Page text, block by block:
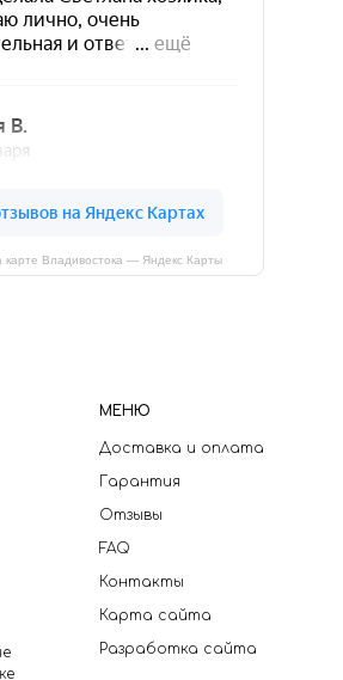
карте Владивостока — Яндекс Карты
МЕНЮ
Доставка и оплата
Гарантия
Отзывы
FAQ
Контакты
Карта сайта
Разработка сайта